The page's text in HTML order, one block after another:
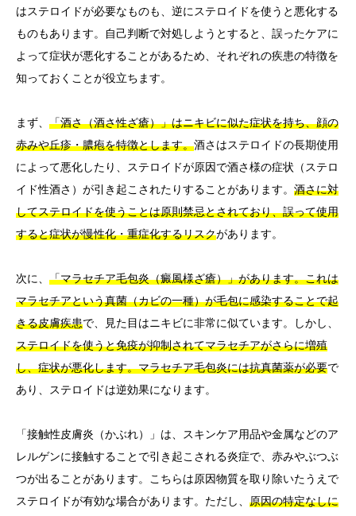
はステロイドが必要なものも、逆にステロイドを使うと悪化する
ものもあります。自己判断で対処しようとすると、誤ったケアに
よって症状が悪化することがあるため、それぞれの疾患の特徴を
知っておくことが役立ちます。
まず、 「酒さ（酒さ性ざ瘡）」はニキビに似た症状を持ち、顔の
赤みや丘疹・膿疱を特徴とします。酒さはステロイドの長期使用
によって悪化したり、ステロイドが原因で酒さ様の症状（ステロ
イド性酒さ）が引き起こされたりすることがあります。 酒さに対
してステロイドを使うことは原則禁忌とされており、誤って使用
すると症状が慢性化・重症化するリスクがあります。
次に、 「マラセチア毛包炎（癜風様ざ瘡）」があります。これは
マラセチアという真菌（カビの一種）が毛包に感染することで起
きる皮膚疾患で、見た目はニキビに非常に似ています。しかし、
ステロイドを使うと免疫が抑制されてマラセチアがさらに増殖
し、症状が悪化します。マラセチア毛包炎には抗真菌薬が必要で
あり、ステロイドは逆効果になります。
「接触性皮膚炎（かぶれ）」は、スキンケア用品や金属などのア
レルゲンに接触することで引き起こされる炎症で、赤みやぶつぶ
つが出ることがあります。こちらは原因物質を取り除いたうえで
ステロイドが有効な場合があります。ただし、 原因の特定なしに